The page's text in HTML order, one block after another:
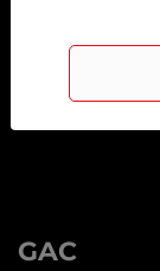
GAC